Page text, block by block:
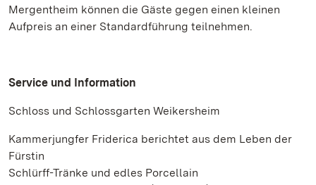
Mergentheim können die Gäste gegen einen kleinen
Aufpreis an einer Standardführung teilnehmen.
Service und Information
Schloss und Schlossgarten Weikersheim
Kammerjungfer Friderica berichtet aus dem Leben der
Fürstin
Schlürff-Tränke und edles Porcellain